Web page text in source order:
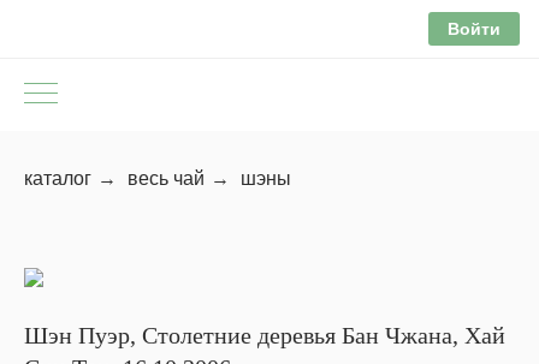
Войти
каталог → весь чай → шэны
Шэн Пуэр, Столетние деревья Бан Чжана, Хай